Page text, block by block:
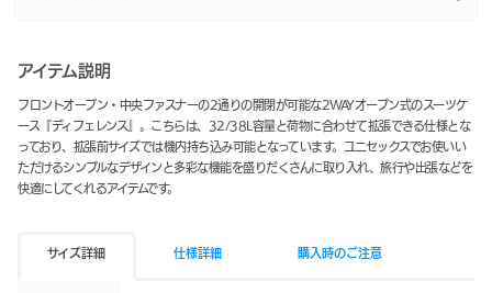
アイテム説明
フロントオープン・中央ファスナーの2通りの開閉が可能な2WAYオープン式のスーツケ
ース『ディフェレンス』。こちらは、32/38L容量と荷物に合わせて拡張できる仕様とな
っており、拡張前サイズでは機内持ち込み可能となっています。ユニセックスでお使いい
ただけるシンプルなデザインと多彩な機能を盛りだくさんに取り入れ、旅行や出張などを
快適にしてくれるアイテムです。
サイズ詳細 仕様詳細 購入時のご注意